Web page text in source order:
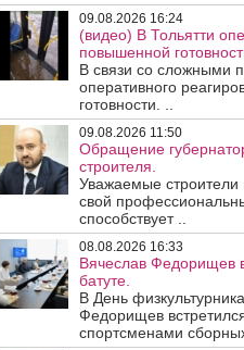
09.08.2026 16:24
(видео) В Тольятти
повышенной
В связи со сложными
оперативного
готовности. ..
09.08.2026 11:50
Обращение
строителя.
Уважаемые строители
свой
способствует ..
08.08.2026 16:33
Вячеслав Федорищев
батуте.
В День
Федорищев
спортсменами